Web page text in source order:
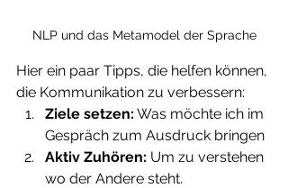
NLP und das Metamodel der Sprache
Hier ein paar Tipps, die helfen können,
die Kommunikation zu verbessern:
Ziele setzen: Was möchte ich im
Gespräch zum Ausdruck bringen
Aktiv Zuhören: Um zu verstehen
wo der Andere steht.